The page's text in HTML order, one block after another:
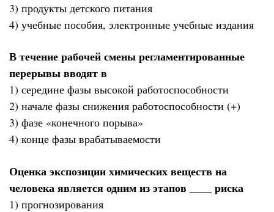
3) продукты детского питания
4) учебные пособия, электронные учебные издания
В течение рабочей смены регламентированные
перерывы вводят в
1) середине фазы высокой работоспособности
2) начале фазы снижения работоспособности (+)
3) фазе «конечного порыва»
4) конце фазы врабатываемости
Оценка экспозиции химических веществ на
человека является одним из этапов ____ риска
1) прогнозирования